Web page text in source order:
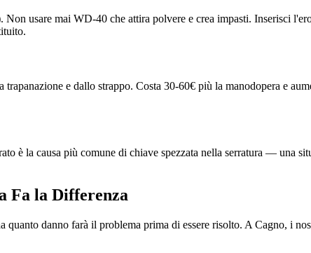
usare mai WD-40 che attira polvere e crea impasti. Inserisci
e dallo strappo. Costa 30-60€ più la manodopera e
è la causa più comune di chiave spezzata nella serratura — una
Fa la Differenza
quanto danno farà il problema prima di essere risolto. A Cagno, i